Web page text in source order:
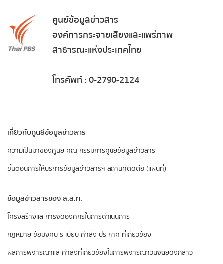
ศูนย์ข้อมูลข่าวสาร
องค์การกระจายเสียงและแพร่ภาพ
สาธารณะแห่งประเทศไทย
โทรศัพท์ : 0-2790-2124
เกี่ยวกับศูนย์ข้อมูลข่าวสาร
ความเป็นมาของศูนย์ คณะกรรมการศูนย์ข้อมูลข่าวสาร
ขั้นตอนการให้บริการข้อมูลข่าวสารฯ สถานที่ติดต่อ (แผนที่)
ข้อมูลข่าวสารของ ส.ส.ท.
​โครงสร้างและการจัดองค์กรในการดำเนินการ
กฎหมาย ข้อบังคับ ระเบียบ คำสั่ง ประกาศ ที่เกี่ยวข้อง
ผลการพิจารณาและคำสั่งที่เกี่ยวข้องในการพิจารณาวินิจฉัยดังกล่าว